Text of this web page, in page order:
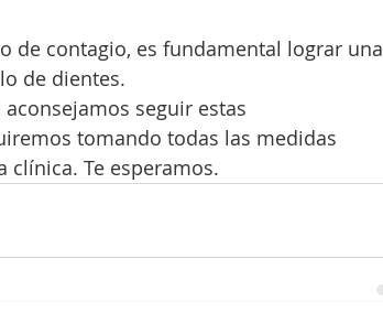
de contagio, es fundamental lograr una
de dientes.
seguir estas
tomando todas las medidas
clínica. Te esperamos.